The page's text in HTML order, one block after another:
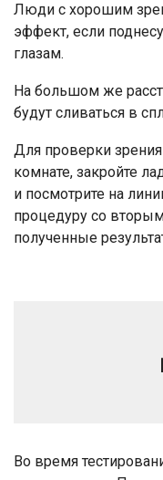
Люди с хорошим
эффект, если
глазам.
На большом же
будут сливаться в
Для проверки
комнате, закройте
и посмотрите на
процедуру со
полученные
Во время